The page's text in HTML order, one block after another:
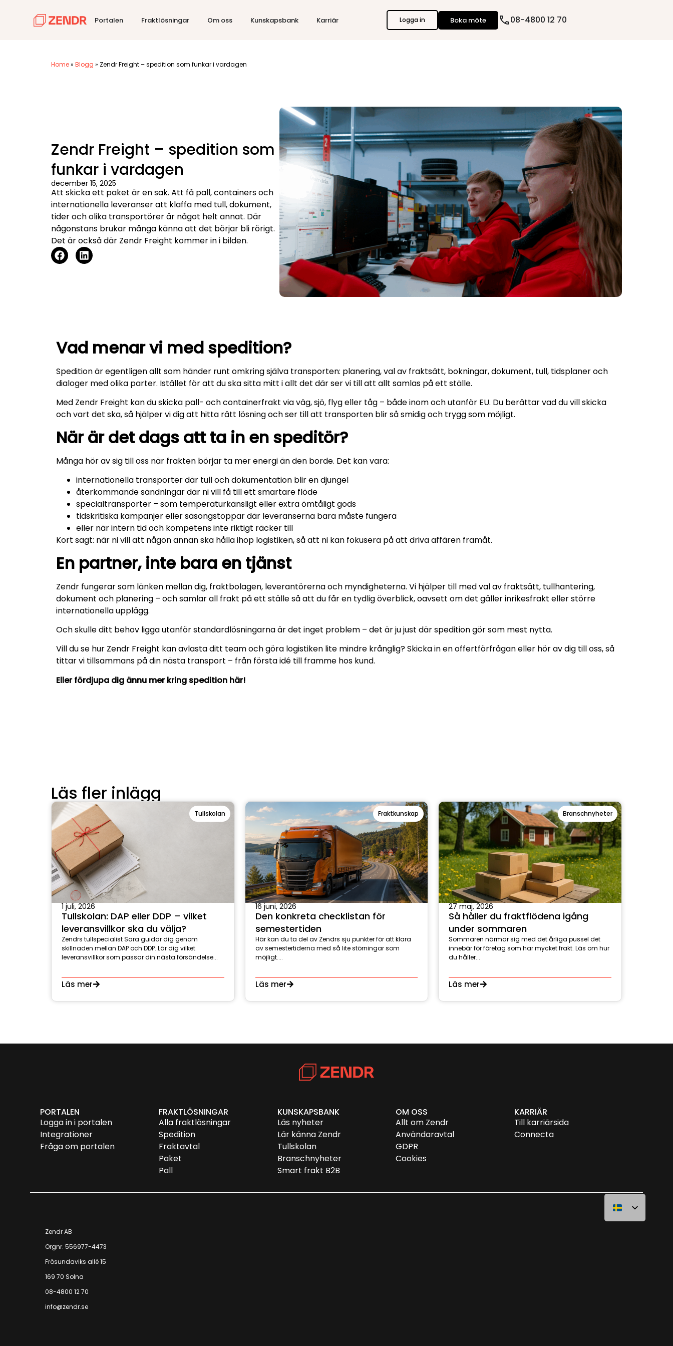
Portalen Fraktlösningar Om oss Kunskapsbank Karriär Logga in Boka möte 08-4800 12 70
Home» Blogg » Zendr Freight – spedition som funkar i vardagen
Zendr Freight – spedition som
funkar i vardagen
december 15, 2025
Att skicka ett paket är en sak. Att få pall, containers och
internationella leveranser att klaffa med tull, dokument,
tider och olika transportörer är något helt annat. Där
någonstans brukar många känna att det börjar bli rörigt.
Det är också där Zendr Freight kommer in i bilden.
Vad menar vi med spedition?
Spedition är egentligen allt som händer runt omkring själva transporten: planering, val av fraktsätt, bokningar, dokument, tull, tidsplaner och
dialoger med olika parter. Istället för att du ska sitta mitt i allt det där ser vi till att allt samlas på ett ställe.
Med Zendr Freight kan du skicka pall- och containerfrakt via väg, sjö, flyg eller tåg – både inom och utanför EU. Du berättar vad du vill skicka
och vart det ska, så hjälper vi dig att hitta rätt lösning och ser till att transporten blir så smidig och trygg som möjligt.
När är det dags att ta in en speditör?
Många hör av sig till oss när frakten börjar ta mer energi än den borde. Det kan vara:
internationella transporter där tull och dokumentation blir en djungel
återkommande sändningar där ni vill få till ett smartare flöde
specialtransporter – som temperaturkänsligt eller extra ömtåligt gods
tidskritiska kampanjer eller säsongstoppar där leveranserna bara måste fungera
eller när intern tid och kompetens inte riktigt räcker till
Kort sagt: när ni vill att någon annan ska hålla ihop logistiken, så att ni kan fokusera på att driva affären framåt.
En partner, inte bara en tjänst
Zendr fungerar som länken mellan dig, fraktbolagen, leverantörerna och myndigheterna. Vi hjälper till med val av fraktsätt, tullhantering,
dokument och planering – och samlar all frakt på ett ställe så att du får en tydlig överblick, oavsett om det gäller inrikesfrakt eller större
internationella upplägg.
Och skulle ditt behov ligga utanför standardlösningarna är det inget problem – det är ju just där spedition gör som mest nytta.
Vill du se hur Zendr Freight kan avlasta ditt team och göra logistiken lite mindre krånglig? Skicka in en offertförfrågan eller hör av dig till oss, så
tittar vi tillsammans på din nästa transport – från första idé till framme hos kund.
Eller fördjupa dig ännu mer kring spedition här!
Läs fler inlägg
Tullskolan
1 juli, 2026
Tullskolan: DAP eller DDP – vilket
leveransvillkor ska du välja?
Zendrs tullspecialist Sara guidar dig genom
skillnaden mellan DAP och DDP. Lär dig vilket
leveransvillkor som passar din nästa försändelse...
Läs mer
Fraktkunskap
16 juni, 2026
Den konkreta checklistan för
semestertiden
Här kan du ta del av Zendrs sju punkter för att klara
av semestertiderna med så lite störningar som
möjligt....
Läs mer
Branschnyheter
27 maj, 2026
Så håller du fraktflödena igång
under sommaren
Sommaren närmar sig med det årliga pussel det
innebär för företag som har mycket frakt. Läs om hur
du håller...
Läs mer
PORTALEN
Logga in i portalen
Integrationer
Fråga om portalen
FRAKTLÖSNINGAR
Alla fraktlösningar
Spedition
Fraktavtal
Paket
Pall
KUNSKAPSBANK
Läs nyheter
Lär känna Zendr
Tullskolan
Branschnyheter
Smart frakt B2B
OM OSS
Allt om Zendr
Användaravtal
GDPR
Cookies
KARRIÄR
Till karriärsida
Connecta
Zendr AB
Orgnr. 556977-4473
Frösundaviks allé 15
169 70 Solna
08-4800 12 70
info@zendr.se